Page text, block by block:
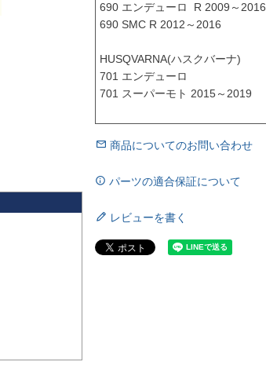
690 エンデューロ  R 2009～2016
690 SMC R 2012～2016
HUSQVARNA(ハスクバーナ)
701 エンデューロ
701 スーパーモト 2015～2019
商品についてのお問い合わせ
パーツの適合保証について
レビューを書く